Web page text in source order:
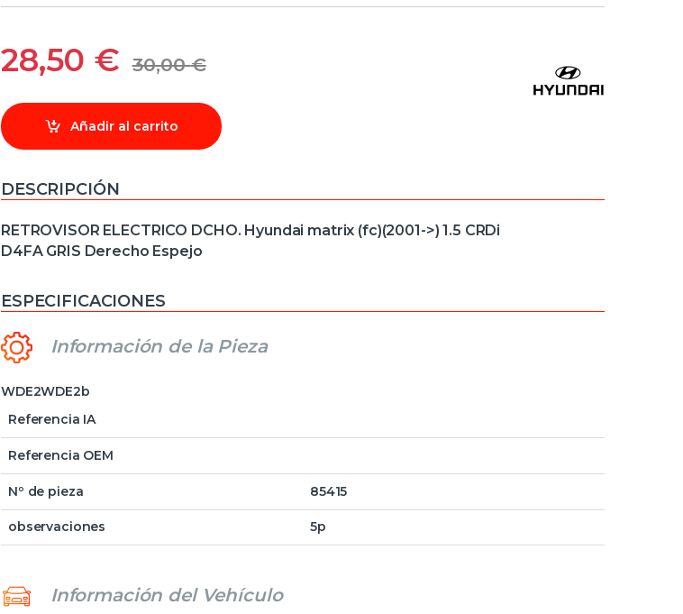
28,50 € 30,00€
Añadir al carrito
DESCRIPCIÓN
RETROVISOR ELECTRICO DCHO. Hyundai matrix (fc)(2001->) 1.5 CRDi
D4FA GRIS Derecho Espejo
ESPECIFICACIONES
Información de la Pieza
WDE2WDE2b
Referencia IA
Referencia OEM
Nº de pieza 85415
observaciones 5p
Información del Vehículo